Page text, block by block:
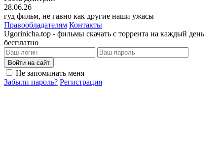
28.06.26
гуд фильм, не гавно как другие наши ужасы
Правообладателям Контакты
Ugorinicha.top - фильмы скачать с торрента на каждый день
бесплатно
Войти на сайт
Не запоминать меня
Забыли пароль? Регистрация